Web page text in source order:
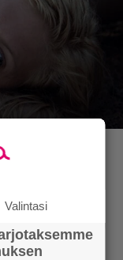
Valintasi